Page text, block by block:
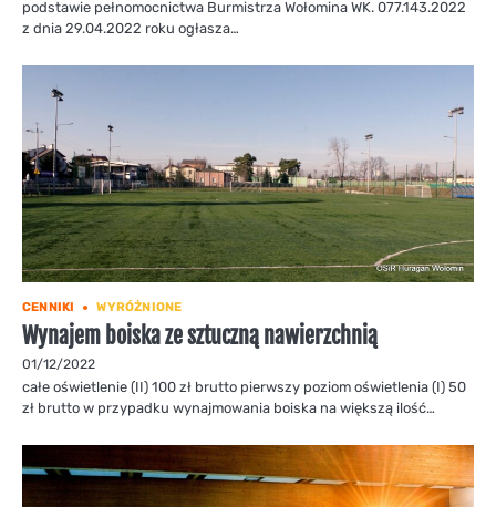
podstawie pełnomocnictwa Burmistrza Wołomina WK. 077.143.2022
z dnia 29.04.2022 roku ogłasza…
CENNIKI WYRÓŻNIONE
Wynajem boiska ze sztuczną nawierzchnią
01/12/2022
całe oświetlenie (II) 100 zł brutto pierwszy poziom oświetlenia (I) 50
zł brutto w przypadku wynajmowania boiska na większą ilość…